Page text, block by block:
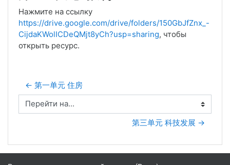
Нажмите на ссылку
https://drive.google.com/drive/folders/150GbJfZnx_-
CijdaKWolICDeQMjt8yCh?usp=sharing, чтобы
открыть ресурс.
← 第一单元 住房
Перейти на...
第三单元 科技发展 →